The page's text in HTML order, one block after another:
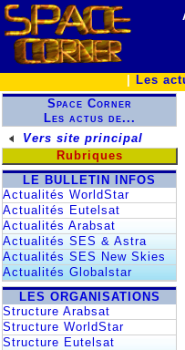
Les
Space Corner
Les actus de...
Vers site principal
Rubriques
LE BULLETIN INFOS
Actualités WorldStar
Actualités Eutelsat
Actualités Arabsat
Actualités SES & Astra
Actualités SES New Skies
Actualités Globalstar
LES ORGANISATIONS
Structure Arabsat
Structure WorldStar
Structure Eutelsat